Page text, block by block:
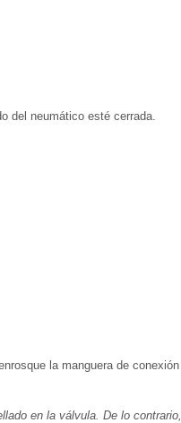
del neumático esté cerrada.
la manguera de
en la válvula. De lo